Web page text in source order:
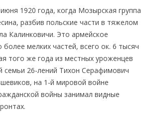
1920 года, когда Мозырская группа
разбив польские части в тяжелом
Калинковичи. Это армейское
мелких частей, всего ок. 6 тысяч
того же года из местных уроженцев
семьи 26-лений Тихон Серафимович
на 1-й мировой войне
войны занимал видные